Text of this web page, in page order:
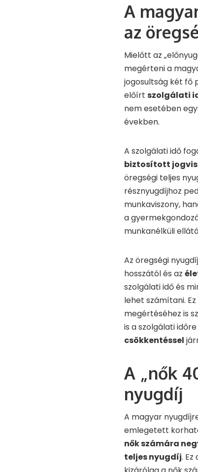
A
az
Mielőtt az
megérteni a
jogosultság két fő
előírt szolgálati
nem esetében
években.
A szolgálati idő
biztosított
öregségi teljes
résznyugdíjhoz
munkaviszony,
a
munkanélküli
Az öregségi
hosszától és az
szolgálati idő és
lehet számítani.
megértéséhez is
is a szolgálati
csökkentéssel
A „nők
nyugdíj
A magyar
emlegetett
nők számára
teljes nyugdíj.